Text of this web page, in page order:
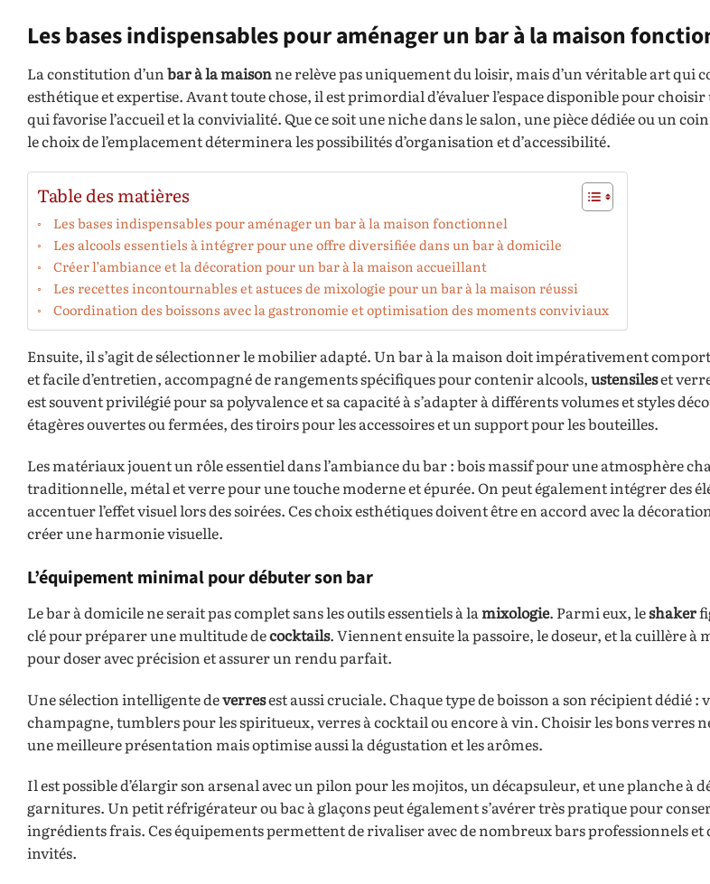
Les bases indispensables pour aménager un bar à la maison
La constitution d’unbar à la maisonne relève pas uniquement du loisir, mais d’un véritable art qui
esthétique et expertise. Avant toute chose, il est primordial d’évaluer l’espace disponible pour
qui favorise l’accueil et la convivialité. Que ce soit une niche dans le salon, une pièce dédiée ou un
le choix de l’emplacement déterminera les possibilités d’organisation et d’accessibilité.
Table des matières
Les bases indispensables pour aménager un bar à la maison fonctionnel
Les alcools essentiels à intégrer pour une offre diversifiée dans un bar à domicile
Créer l’ambiance et la décoration pour un bar à la maison accueillant
Les recettes incontournables et astuces de mixologie pour un bar à la maison réussi
Coordination des boissons avec la gastronomie et optimisation des moments conviviaux
Ensuite, il s’agit de sélectionner le mobilier adapté. Un bar à la maison doit impérativement
et facile d’entretien, accompagné de rangements spécifiques pour contenir alcools,ustensileset
est souvent privilégié pour sa polyvalence et sa capacité à s’adapter à différents volumes et styles
étagères ouvertes ou fermées, des tiroirs pour les accessoires et un support pour les bouteilles.
Les matériaux jouent un rôle essentiel dans l’ambiance du bar : bois massif pour une atmosphère
traditionnelle, métal et verre pour une touche moderne et épurée. On peut également intégrer des
accentuer l’effet visuel lors des soirées. Ces choix esthétiques doivent être en accord avec la
créer une harmonie visuelle.
L’équipement minimal pour débuter son bar
Le bar à domicile ne serait pas complet sans les outils essentiels à la mixologie. Parmi eux, leshaker
clé pour préparer une multitude decocktails. Viennent ensuite la passoire, le doseur, et la cuillère à
pour doser avec précision et assurer un rendu parfait.
Une sélection intelligente deverresest aussi cruciale. Chaque type de boisson a son récipient dédié :
champagne, tumblers pour les spiritueux, verres à cocktail ou encore à vin. Choisir les bons verres
une meilleure présentation mais optimise aussi la dégustation et les arômes.
Il est possible d’élargir son arsenal avec un pilon pour les mojitos, un décapsuleur, et une planche à
garnitures. Un petit réfrigérateur ou bac à glaçons peut également s’avérer très pratique pour
ingrédients frais. Ces équipements permettent de rivaliser avec de nombreux bars professionnels et
invités.